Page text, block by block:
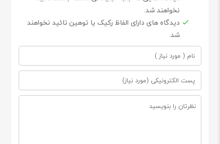
نخواهند شد.
دیدگاه های دارای الفاظ رکیک یا توهین تائید نخواهند
شد.